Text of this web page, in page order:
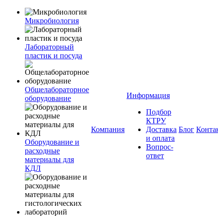
Микробиология
Лабораторный
пластик и посуда
Общелабораторное
оборудование
Оборудование и
расходные
материалы для
КДЛ
Компания
Информация
Подбор
КТРУ
Доставка
и оплата
Вопрос-
ответ
Блог